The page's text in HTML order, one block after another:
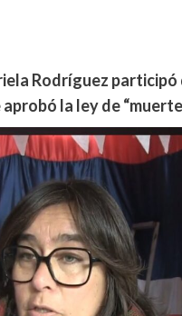
Rodríguez participó
la ley de